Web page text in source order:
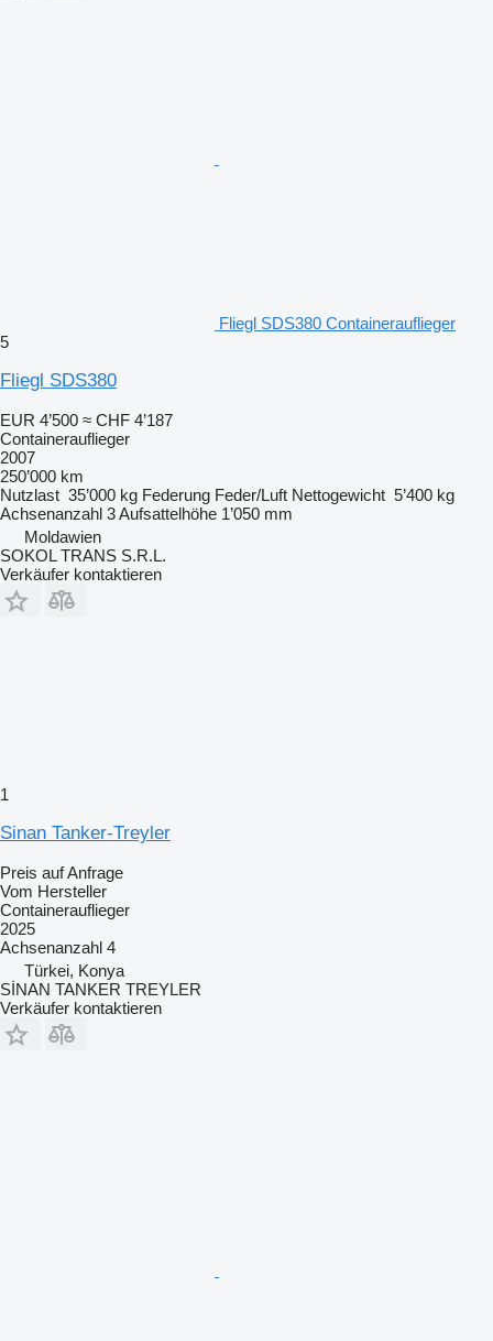
Fliegl SDS380 Containerauflieger
5
Fliegl SDS380
EUR 4’500 ≈ CHF 4’187
Containerauflieger
2007
250’000 km
Nutzlast 35’000 kg Federung Feder/Luft Nettogewicht 5’400 kg
Achsenanzahl 3Aufsattelhöhe 1’050 mm
Moldawien
SOKOL TRANS S.R.L.
Verkäufer kontaktieren
1
Sinan Tanker-Treyler
Preis auf Anfrage
Vom Hersteller
Containerauflieger
2025
Achsenanzahl 4
Türkei, Konya
SİNAN TANKER TREYLER
Verkäufer kontaktieren